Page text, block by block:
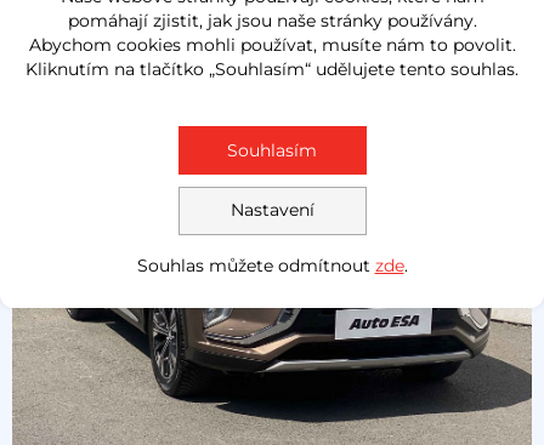
884 Kč 300 000 Kč
pomáhají zjistit, jak jsou naše stránky používány.
Abychom cookies mohli používat, musíte nám to povolit.
Kliknutím na tlačítko „Souhlasím“ udělujete tento souhlas.
Nastavení
Souhlasím
Souhlas můžete odmítnout zde.